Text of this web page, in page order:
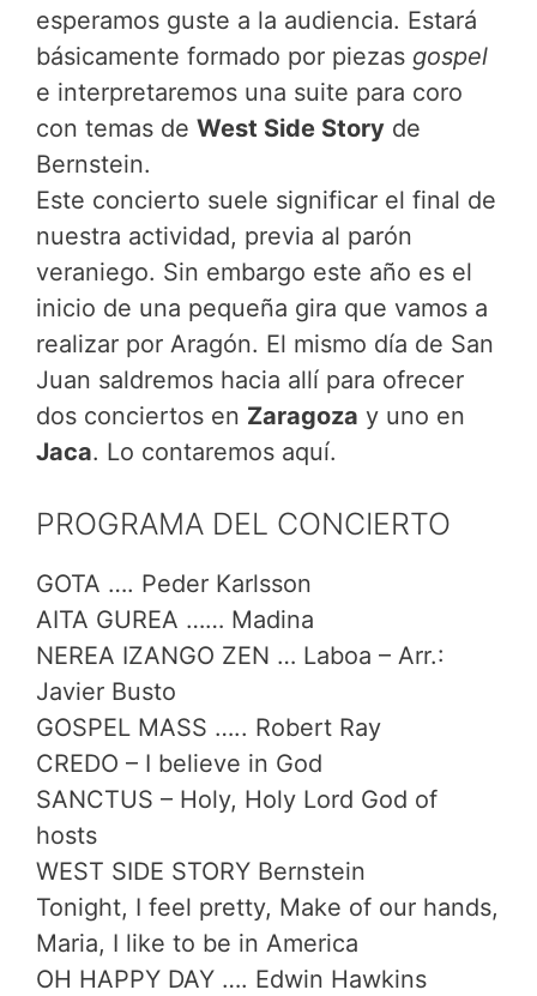
esperamos guste a la audiencia. Estará
básicamente formado por piezas gospel
e interpretaremos una suite para coro
con temas de West Side Story de
Bernstein.
Este concierto suele significar el final de
nuestra actividad, previa al parón
veraniego. Sin embargo este año es el
inicio de una pequeña gira que vamos a
realizar por Aragón. El mismo día de San
Juan saldremos hacia allí para ofrecer
dos conciertos en Zaragoza y uno en
Jaca. Lo contaremos aquí.
PROGRAMA DEL CONCIERTO
GOTA …. Peder Karlsson
AITA GUREA …… Madina
NEREA IZANGO ZEN … Laboa – Arr.:
Javier Busto
GOSPEL MASS ….. Robert Ray
CREDO – I believe in God
SANCTUS – Holy, Holy Lord God of
hosts
WEST SIDE STORY Bernstein
Tonight, I feel pretty, Make of our hands,
Maria, I like to be in America
OH HAPPY DAY …. Edwin Hawkins